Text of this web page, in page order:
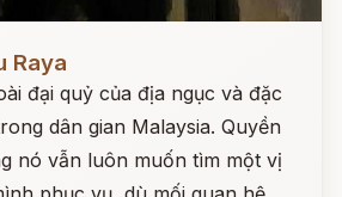
Raya
đại quỷ của địa ngục và đặc
dân gian Malaysia. Quyền
nó vẫn luôn muốn tìm một vị